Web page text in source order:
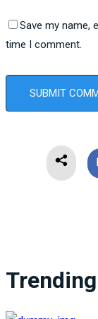
Save my name,
time I comment.